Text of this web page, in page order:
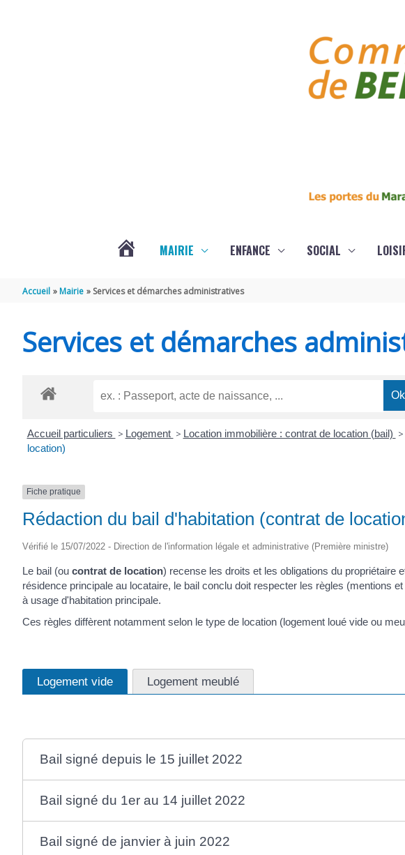
MAIRIE ENFANCE SOCIAL
Accueil Mairie Services et démarches administratives
Services et démarches
Accueil particuliers > Logement > Location immobilière : contrat de location (bail) >
location)
Fiche pratique
Rédaction du bail d'habitation (contrat de
Vérifié le 15/07/2022 - Direction de l'information légale et administrative (Première ministre)
Le bail (ou contrat de location) recense les droits et les obligations du propriétaire
résidence principale au locataire, le bail conclu doit respecter les règles (mentions
à usage d'habitation principale.
Ces règles diffèrent notamment selon le type de location (logement loué vide ou
Logement vide Logement meublé
Bail signé depuis le 15 juillet 2022
Bail signé du 1er au 14 juillet 2022
Bail signé de janvier à juin 2022